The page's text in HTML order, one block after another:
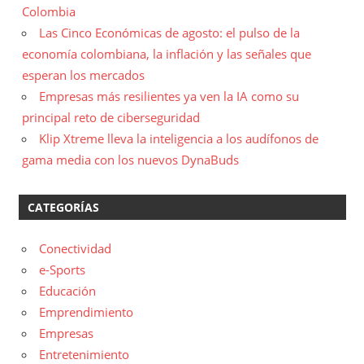
Colombia
Las Cinco Económicas de agosto: el pulso de la
economía colombiana, la inflación y las señales que
esperan los mercados
Empresas más resilientes ya ven la IA como su
principal reto de ciberseguridad
Klip Xtreme lleva la inteligencia a los audífonos de
gama media con los nuevos DynaBuds
CATEGORÍAS
Conectividad
e-Sports
Educación
Emprendimiento
Empresas
Entretenimiento